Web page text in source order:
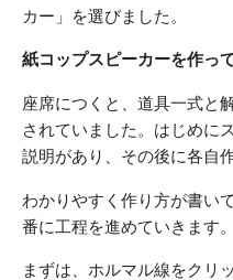
カー」を選びました。
紙コップスピーカーを作っ
座席につくと、道具一式と
されていました。はじめに
説明があり、その後に各自
わかりやすく作り方が書い
番に工程を進めていきます。
まずは、ホルマル線をクリ